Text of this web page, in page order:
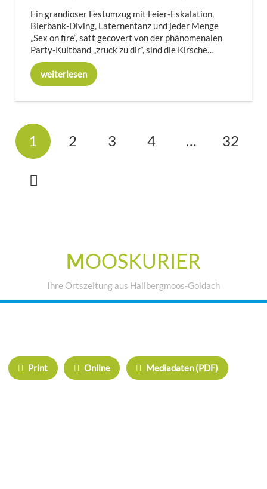
Ein grandioser Festumzug mit Feier-Eskalation,
Bierbank-Diving, Laternentanz und jeder Menge
„Sex on fire“, satt gecovert von der phänomenalen
Party-Kultband „zruck zu dir“, sind die Kirsche…
weiterlesen
1 2 3 4 … 32
MOOSKURIER
Ihre Ortszeitung aus Hallbergmoos-Goldach
Print Online Mediadaten (PDF)